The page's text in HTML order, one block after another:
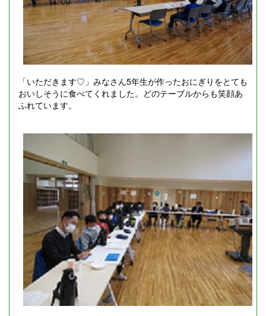
「いただきます♡」みなさん5年生が作ったおにぎりをとても
おいしそうに食べてくれました。どのテーブルからも笑顔あ
ふれています。